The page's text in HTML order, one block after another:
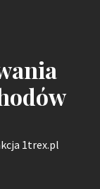
1trex.pl